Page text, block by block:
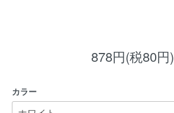
878円(税80円)
カラー